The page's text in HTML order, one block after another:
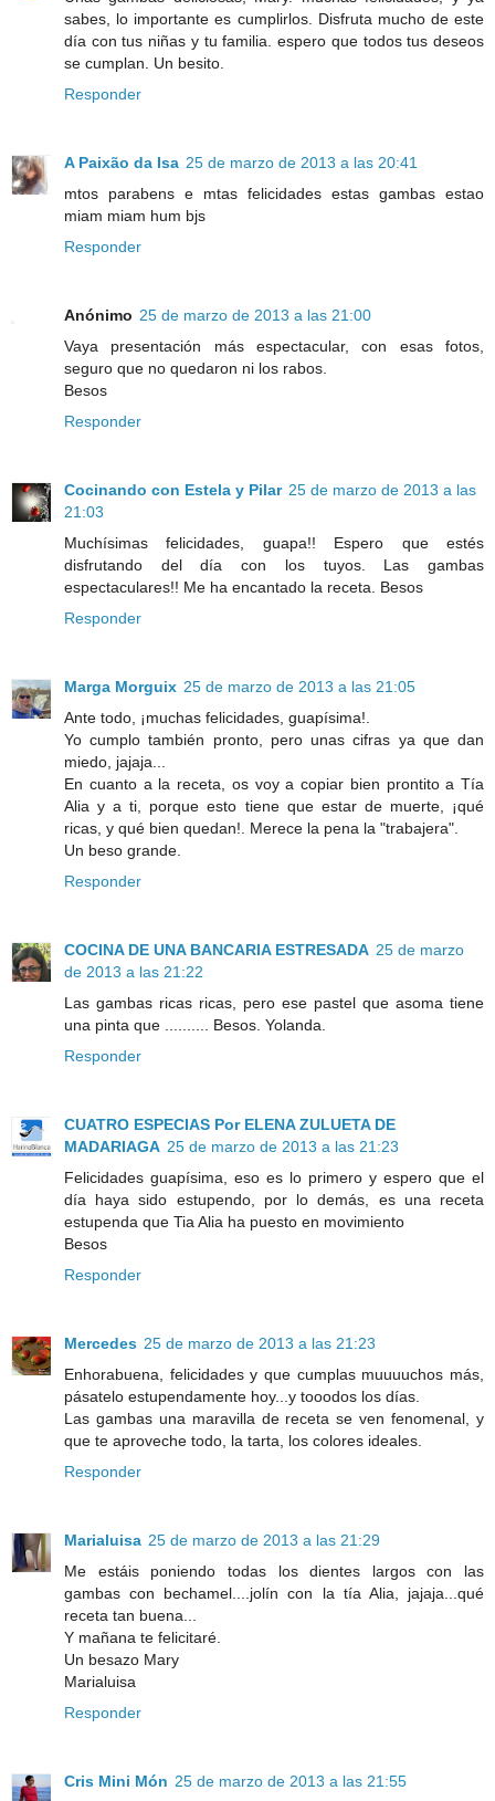
sabes, lo importante es cumplirlos. Disfruta mucho de este
día con tus niñas y tu familia. espero que todos tus deseos
se cumplan. Un besito.
Responder
A Paixão da Isa 25 de marzo de 2013 a las 20:41
mtos parabens e mtas felicidades estas gambas estao
miam miam hum bjs
Responder
Anónimo 25 de marzo de 2013 a las 21:00
Vaya presentación más espectacular, con esas fotos,
seguro que no quedaron ni los rabos.
Besos
Responder
Cocinando con Estela y Pilar 25 de marzo de 2013 a las
21:03
Muchísimas felicidades, guapa!! Espero que estés
disfrutando del día con los tuyos. Las gambas
espectaculares!! Me ha encantado la receta. Besos
Responder
Marga Morguix 25 de marzo de 2013 a las 21:05
Ante todo, ¡muchas felicidades, guapísima!.
Yo cumplo también pronto, pero unas cifras ya que dan
miedo, jajaja...
En cuanto a la receta, os voy a copiar bien prontito a Tía
Alia y a ti, porque esto tiene que estar de muerte, ¡qué
ricas, y qué bien quedan!. Merece la pena la "trabajera".
Un beso grande.
Responder
COCINA DE UNA BANCARIA ESTRESADA 25 de marzo
de 2013 a las 21:22
Las gambas ricas ricas, pero ese pastel que asoma tiene
una pinta que .......... Besos. Yolanda.
Responder
CUATRO ESPECIAS Por ELENA ZULUETA DE
MADARIAGA 25 de marzo de 2013 a las 21:23
Felicidades guapísima, eso es lo primero y espero que el
día haya sido estupendo, por lo demás, es una receta
estupenda que Tia Alia ha puesto en movimiento
Besos
Responder
Mercedes 25 de marzo de 2013 a las 21:23
Enhorabuena, felicidades y que cumplas muuuuchos más,
pásatelo estupendamente hoy...y tooodos los días.
Las gambas una maravilla de receta se ven fenomenal, y
que te aproveche todo, la tarta, los colores ideales.
Responder
Marialuisa 25 de marzo de 2013 a las 21:29
Me estáis poniendo todas los dientes largos con las
gambas con bechamel....jolín con la tía Alia, jajaja...qué
receta tan buena...
Y mañana te felicitaré.
Un besazo Mary
Marialuisa
Responder
Cris Mini Món 25 de marzo de 2013 a las 21:55